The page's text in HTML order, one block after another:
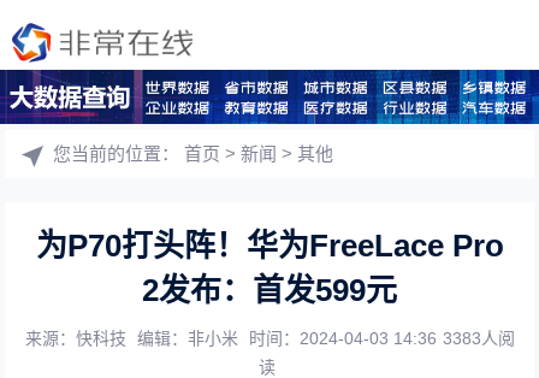
您当前的位置：首页 >新闻 >其他
为P70打头阵！华为FreeLace Pro
2发布：首发599元
来源：快科技 编辑：非小米 时间：2024-04-03 14:36 3383人阅
读